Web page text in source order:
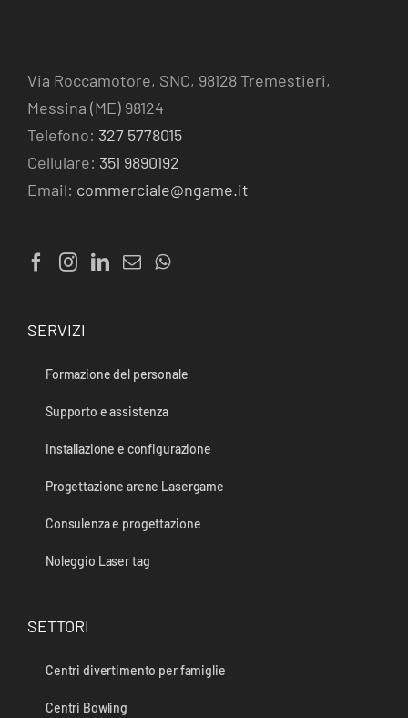
Via Roccamotore, SNC, 98128 Tremestieri,
Messina (ME) 98124
Telefono: 327 5778015
Cellulare: 351 9890192
Email: commerciale@ngame.it
SERVIZI
Formazione del personale
Supporto e assistenza
Installazione e configurazione
Progettazione arene Lasergame
Consulenza e progettazione
Noleggio Laser tag
SETTORI
Centri divertimento per famiglie
Centri Bowling